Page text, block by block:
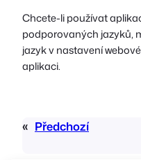
Chcete-li používat
podporovaných jazyků,
jazyk v nastavení
aplikaci.
« Předchozí